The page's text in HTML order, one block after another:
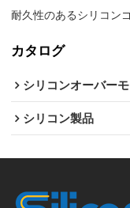
耐久性のあるシリコン
カタログ
シリコンオーバー
シリコン製品